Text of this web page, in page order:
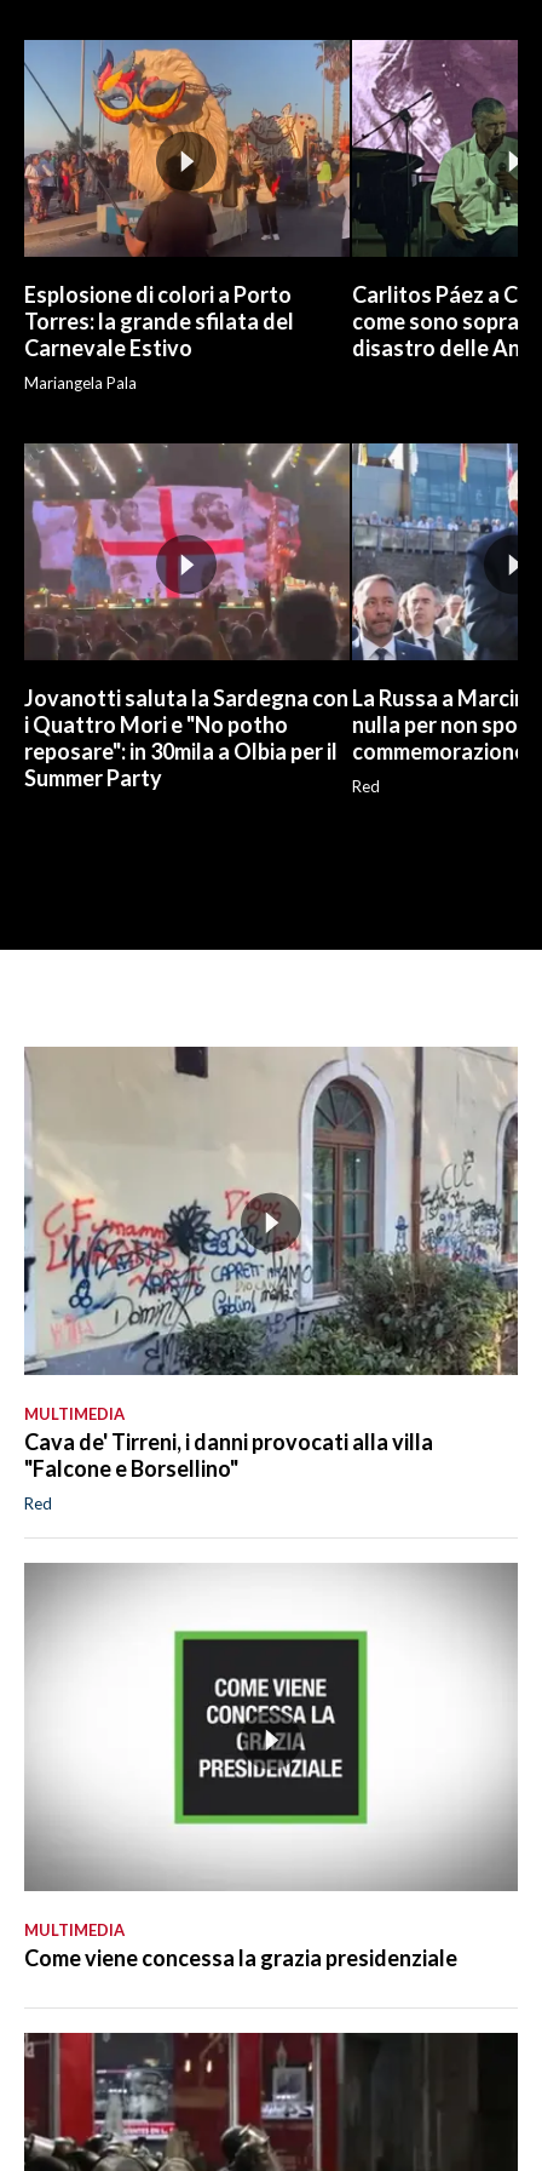
INFO AZIENDE
ABBONATI
ANNUNCI
NECROLOGI
PUBBLICITÀ
SPIAGGE
Esplosione di colori a Porto
Torres: la grande sfilata del
Carnevale Estivo
Mariangela Pala
Carlitos Páez a
come sono
disastro delle
Jovanotti saluta la Sardegna con
i Quattro Mori e "No potho
reposare": in 30mila a Olbia per il
Summer Party
La Russa a
nulla per non
commemorazione
Red
MULTIMEDIA
Cava de' Tirreni, i danni provocati alla villa
"Falcone e Borsellino"
Red
MULTIMEDIA
Come viene concessa la grazia presidenziale